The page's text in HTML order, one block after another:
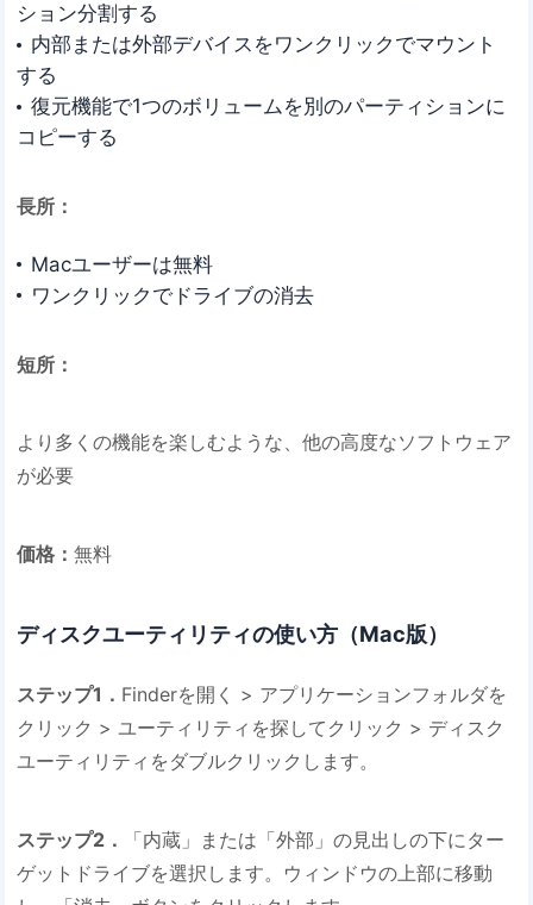
ション分割する
内部または外部デバイスをワンクリックでマウント
する
復元機能で1つのボリュームを別のパーティションに
コピーする
長所：
Macユーザーは無料
ワンクリックでドライブの消去
短所：
より多くの機能を楽しむような、他の高度なソフトウェア
が必要
価格：無料
ディスクユーティリティの使い方（Mac版）
ステップ1． Finderを開く > アプリケーションフォルダを
クリック > ユーティリティを探してクリック > ディスク
ユーティリティをダブルクリックします。
ステップ2．
「内蔵」または「外部」の見出しの下にター
ゲットドライブを選択します。ウィンドウの上部に移動